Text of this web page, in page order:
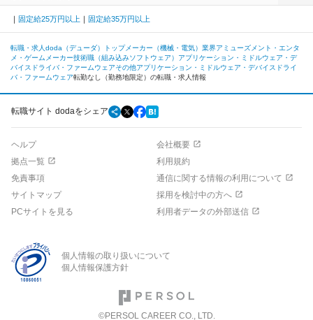
固定給25万円以上 固定給35万円以上
転職・求人doda（デューダ）トップメーカー（機械・電気）業界アミューズメント・エンタ
メ・ゲームメーカー技術職（組み込みソフトウェア） アプリケーション・ミドルウェア・デ
バイスドライバ・ファームウェアその他アプリケーション・ミドルウェア・デバイスドライ
バ・ファームウェア転勤なし（勤務地限定）の転職・求人情報
転職サイト dodaをシェア
ヘルプ
会社概要
拠点一覧
利用規約
免責事項
通信に関する情報の利用について
サイトマップ
採用を検討中の方へ
PCサイトを見る
利用者データの外部送信
個人情報の取り扱いについて
個人情報保護方針
©PERSOL CAREER CO., LTD.